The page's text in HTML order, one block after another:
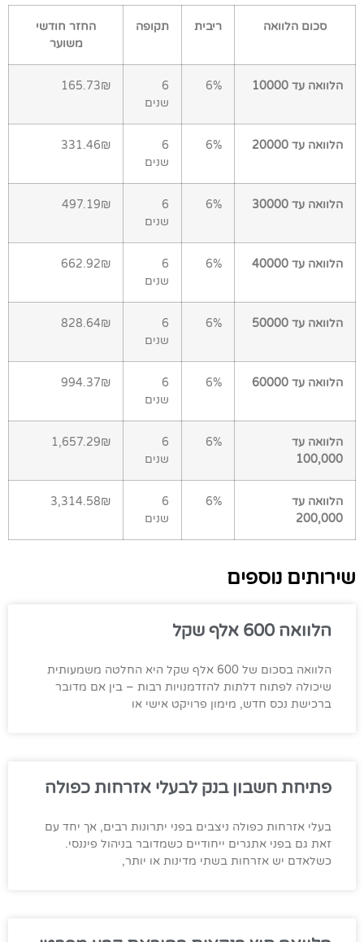
סכום הלוואה ריבית תקופה
החזר חודשי
משוער
הלוואה עד 10000 6%
6
שנים
165.73₪
הלוואה עד 20000 6%
6
שנים
331.46₪
הלוואה עד 30000 6%
6
שנים
497.19₪
הלוואה עד 40000 6%
6
שנים
662.92₪
הלוואה עד 50000 6%
6
שנים
828.64₪
הלוואה עד 60000 6%
6
שנים
994.37₪
הלוואה עד
100,000
6%
6
שנים
1,657.29₪
הלוואה עד
200,000
6%
6
שנים
3,314.58₪
שירותים נוספים
הלוואה 600 אלף שקל
הלוואה בסכום של 600 אלף שקל היא החלטה משמעותית
שיכולה לפתוח דלתות להזדמנויות רבות – בין אם מדובר
ברכישת נכס חדש, מימון פרויקט אישי או
פתיחת חשבון בנק לבעלי אזרחות כפולה
בעלי אזרחות כפולה ניצבים בפני יתרונות רבים, אך יחד עם
זאת גם בפני אתגרים ייחודיים כשמדובר בניהול פיננסי.
כשלאדם יש אזרחות בשתי מדינות או יותר,